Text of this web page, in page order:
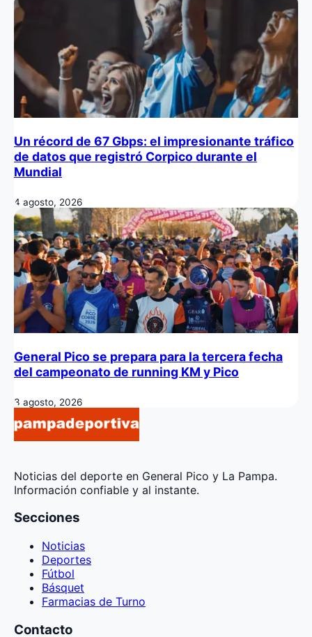
Un récord de 67 Gbps: el impresionante tráfico
de datos que registró Corpico durante el
Mundial
4 agosto, 2026
General Pico se prepara para la tercera fecha
del campeonato de running KM y Pico
3 agosto, 2026
Noticias del deporte en General Pico y La Pampa.
Información confiable y al instante.
Secciones
Noticias
Deportes
Fútbol
Básquet
Farmacias de Turno
Contacto